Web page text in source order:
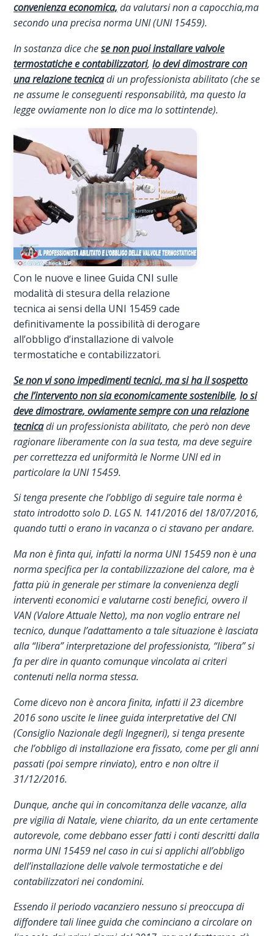
convenienza economica, da valutarsi non a capocchia,ma
secondo una precisa norma UNI (UNI 15459).
In sostanza dice chese non puoi installare valvole
termostatiche e contabilizzatori, lo devi dimostrare con
una relazione tecnicadi un professionista abilitato (che se
ne assume le conseguenti responsabilità, ma questo la
legge ovviamente non lo dice ma lo sottintende).
Con le nuove e linee Guida CNI sulle
modalità di stesura della relazione
tecnica ai sensi della UNI 15459 cade
definitivamente la possibilità di derogare
all’obbligo d’installazione di valvole
termostatiche e contabilizzatori.
Se non vi sono impedimenti tecnici, ma si ha il sospetto
che l’intervento non sia economicamente sostenibile, lo si
deve dimostrare, ovviamente sempre con una relazione
tecnicadi un professionista abilitato, che però non deve
ragionare liberamente con la sua testa, ma deve seguire
per correttezza ed uniformità le Norme UNI ed in
particolare la UNI 15459.
Si tenga presente che l’obbligo di seguire tale norma è
stato introdotto solo D. LGS N. 141/2016 del 18/07/2016,
quando tutti o erano in vacanza o ci stavano per andare.
Ma non è finta qui, infatti la norma UNI 15459 non è una
norma specifica per la contabilizzazione del calore, ma è
fatta più in generale per stimare la convenienza degli
interventi economici e valutarne costi benefici, ovvero il
VAN (Valore Attuale Netto), ma non voglio entrare nel
tecnico, dunque l’adattamento a tale situazione è lasciata
alla “libera” interpretazione del professionista, “libera” si
fa per dire in quanto comunque vincolata ai criteri
contenuti nella norma stessa.
Come dicevo non è ancora finita, infatti il 23 dicembre
2016 sono uscite le linee guida interpretative del CNI
(Consiglio Nazionale degli Ingegneri), si tenga presente
che l’obbligo di installazione era fissato, come per gli anni
passati (poi sempre rinviato), entro e non oltre il
31/12/2016.
Dunque, anche qui in concomitanza delle vacanze, alla
pre vigilia di Natale, viene chiarito, da un ente certamente
autorevole, come debbano esser fatti i conti descritti dalla
norma UNI 15459 nel caso in cui si applichi all’obbligo
dell’installazione delle valvole termostatiche e dei
contabilizzatori nei condomini.
Essendo il periodo vacanziero nessuno si preoccupa di
diffondere tali linee guida che cominciano a circolare on